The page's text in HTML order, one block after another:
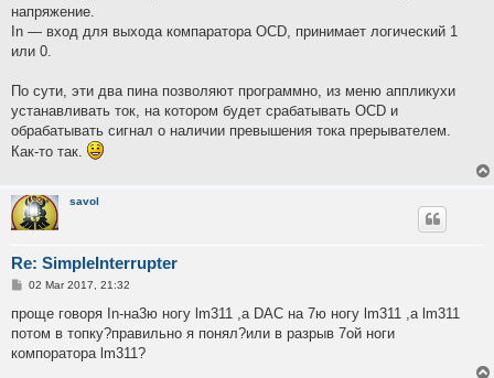
напряжение.
In — вход для выхода компаратора OCD, принимает логический 1
или 0.
По сути, эти два пина позволяют программно, из меню аппликухи
устанавливать ток, на котором будет срабатывать OCD и
обрабатывать сигнал о наличии превышения тока прерывателем.
Как-то так.
savol
Re: SimpleInterrupter
P
s
02 Mar 2017, 21:32
проще говоря In-на3ю ногу lm311 ,а DAC на 7ю ногу lm311 ,а lm311
потом в топку?правильно я понял?или в разрыв 7ой ноги
компоратора lm311?